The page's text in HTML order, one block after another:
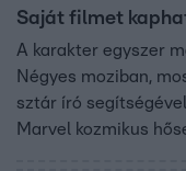
Saját filmet
A karakter egyszer
Négyes moziban,
sztár író
Marvel kozmikus